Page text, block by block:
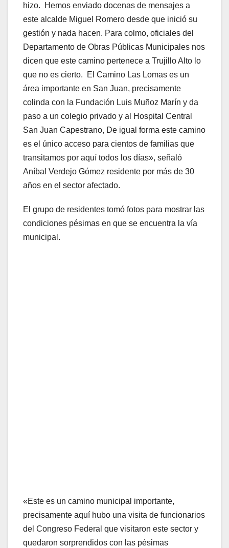
hizo. Hemos enviado docenas de mensajes a
este alcalde Miguel Romero desde que inició su
gestión y nada hacen. Para colmo, oficiales del
Departamento de Obras Públicas Municipales nos
dicen que este camino pertenece a Trujillo Alto lo
que no es cierto. El Camino Las Lomas es un
área importante en San Juan, precisamente
colinda con la Fundación Luis Muñoz Marín y da
paso a un colegio privado y al Hospital Central
San Juan Capestrano, De igual forma este camino
es el único acceso para cientos de familias que
transitamos por aquí todos los días», señaló
Aníbal Verdejo Gómez residente por más de 30
años en el sector afectado.
El grupo de residentes tomó fotos para mostrar las
condiciones pésimas en que se encuentra la vía
municipal.
«Este es un camino municipal importante,
precisamente aquí hubo una visita de funcionarios
del Congreso Federal que visitaron este sector y
quedaron sorprendidos con las pésimas